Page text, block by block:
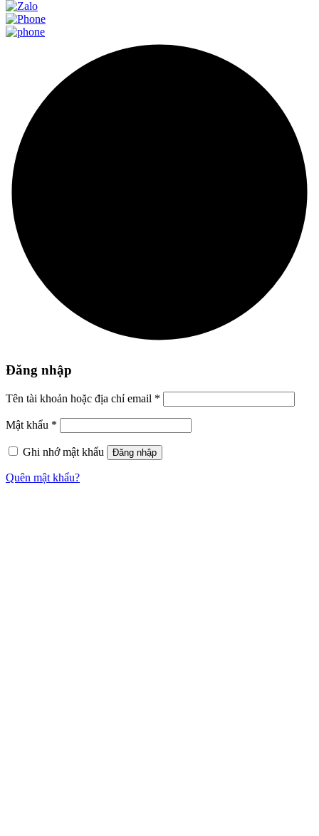
Đăng nhập
Tên tài khoản hoặc địa chỉ email *
Mật khẩu *
Ghi nhớ mật khẩu Đăng nhập
Quên mật khẩu?